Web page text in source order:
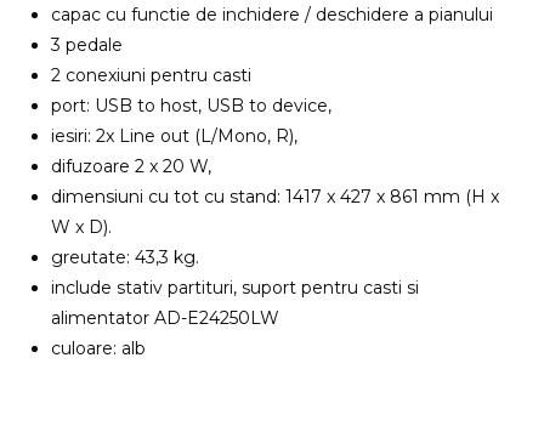
capac cu functie de inchidere / deschidere a pianului
3 pedale
2 conexiuni pentru casti
port: USB to host, USB to device,
iesiri: 2x Line out (L/Mono, R),
difuzoare 2 x 20 W,
dimensiuni cu tot cu stand: 1417 x 427 x 861 mm (H x
W x D).
greutate: 43,3 kg.
include stativ partituri, suport pentru casti si
alimentator AD-E24250LW
culoare: alb